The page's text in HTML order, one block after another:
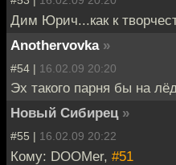
Дим Юрич...как к
Anothervovka »
#54 | 16.02.09 20:20
Эх такого парня бы на
Новый Сибирец »
#55 | 16.02.09 20:22
Кому: DOOMer, #51